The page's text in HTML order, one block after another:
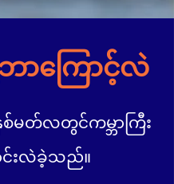
ာကြောင့်လဲ
စ်မတ်လတွင်ကမ္ဘာကြီး
င်းလဲခဲ့သည်။